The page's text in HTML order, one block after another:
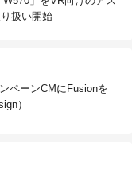
扱い開始
ペーンCMにFusionを
）